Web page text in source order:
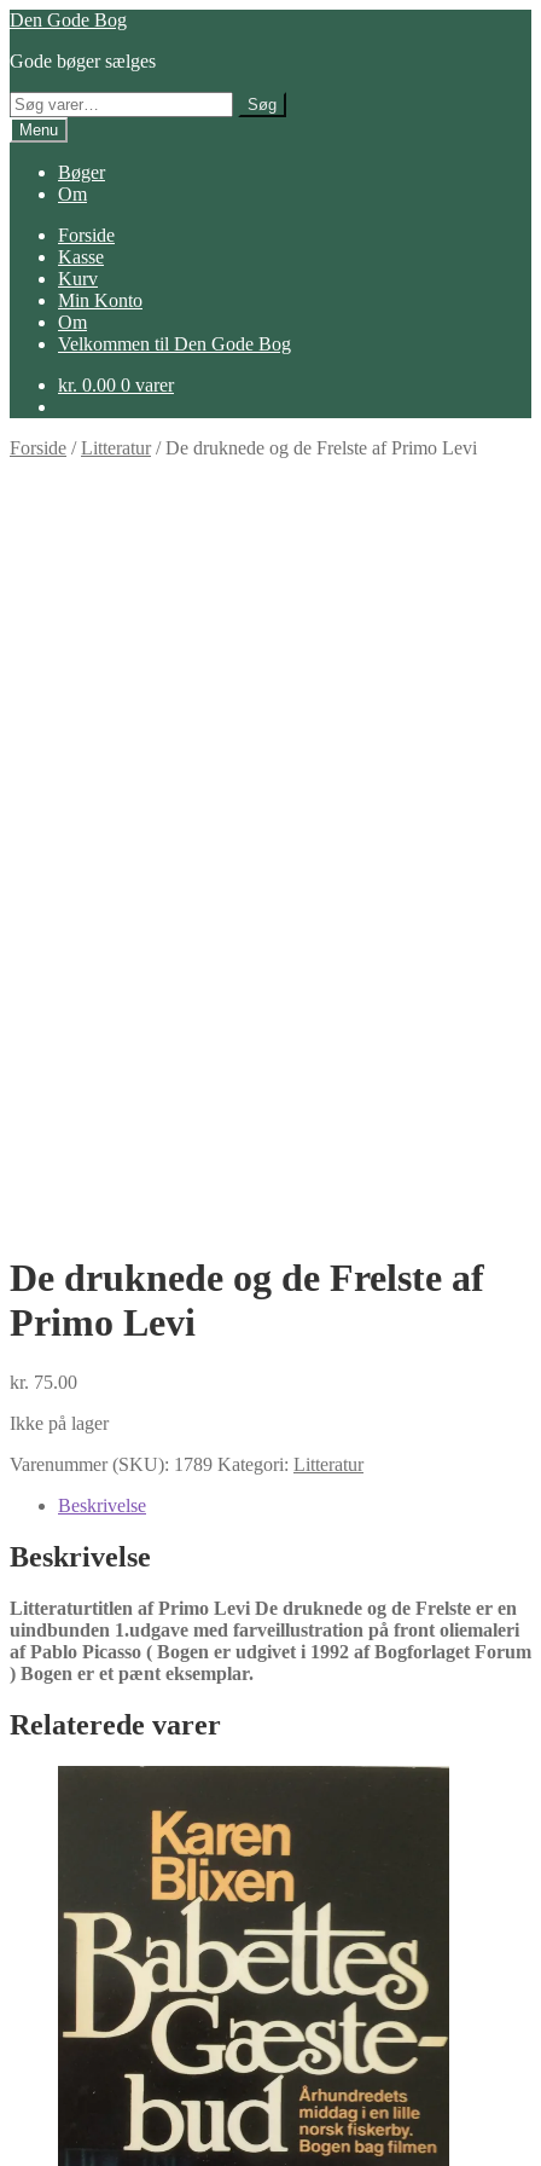
Spring
navigation
Spring
indhold
Den Gode Bog
Gode bøger sælges
Søg
efter:
Søg
Menu
Bøger
Om
Forside
Kasse
Kurv
Min Konto
Om
Velkommen til Den Gode Bog
kr. 0.00 0 varer
Forside /Litteratur/De druknede og de Frelste af Primo Levi
De druknede og de Frelste af
Primo Levi
kr. 75.00
Ikke på lager
Varenummer (SKU): 1789 Kategori: Litteratur
Beskrivelse
Beskrivelse
Litteraturtitlen af Primo Levi De druknede og de Frelste er en
uindbunden 1.udgave med farveillustration på front oliemaleri
af Pablo Picasso ( Bogen er udgivet i 1992 af Bogforlaget Forum
) Bogen er et pænt eksemplar.
Relaterede varer